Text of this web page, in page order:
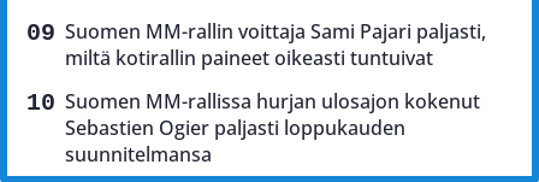
Suomen MM-rallin voittaja Sami Pajari paljasti,
miltä kotirallin paineet oikeasti tuntuivat
Suomen MM-rallissa hurjan ulosajon kokenut
Sebastien Ogier paljasti loppukauden
suunnitelmansa